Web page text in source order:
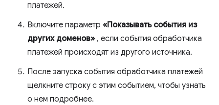
платежей.
Включите параметр «Показывать события из
других доменов» , если события обработчика
платежей происходят из другого источника.
После запуска события обработчика платежей
щелкните строку с этим событием, чтобы узнать
о нем подробнее.